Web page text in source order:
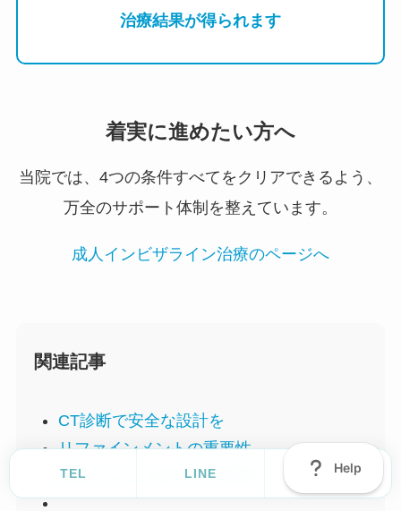
治療結果が得られます
着実に進めたい方へ
当院では、4つの条件すべてをクリアできるよう、
万全のサポート体制を整えています。
成人インビザライン治療のページへ
関連記事
CT診断で安全な設計を
リファインメントの重要性
失敗しないための3つの視点
TEL LINE Ask